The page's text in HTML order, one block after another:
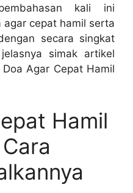
kali ini
agar cepat hamil serta
secara singkat
simak artikel
Agar Cepat Hamil
Hamil